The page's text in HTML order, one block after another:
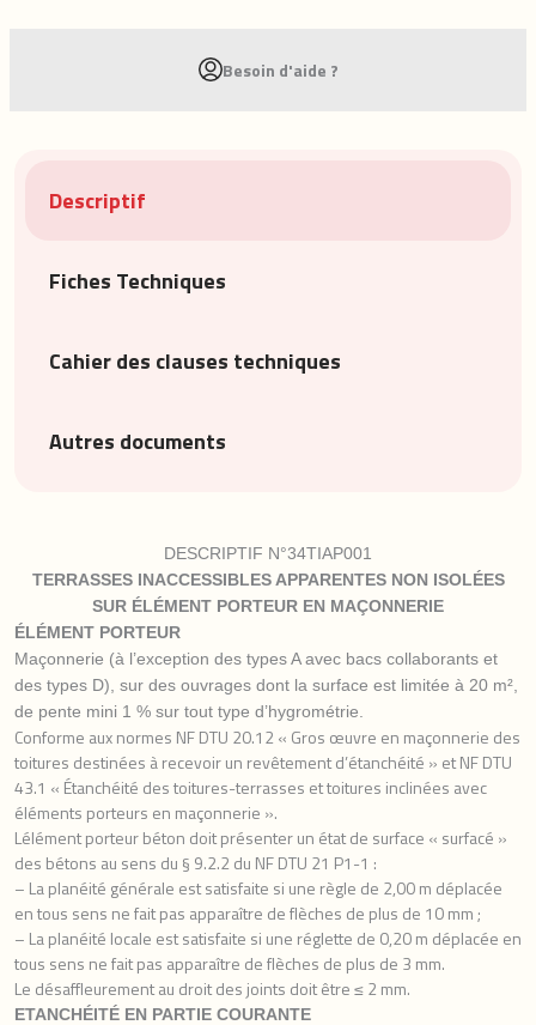
Besoin d'aide ?
Descriptif
Fiches Techniques
Cahier des clauses techniques
Autres documents
DESCRIPTIF N°34TIAP001
TERRASSES INACCESSIBLES APPARENTES NON ISOLÉES
SUR ÉLÉMENT PORTEUR EN MAÇONNERIE
ÉLÉMENTPORTEUR
Maçonnerie (à l’exception des types A avec bacs collaborants et
des types D), sur des ouvrages dont la surface est limitée à 20 m²,
de pente mini 1 % sur tout type d’hygrométrie.
Conforme aux normes NF DTU 20.12 « Gros œuvre en maçonnerie des
toitures destinées à recevoir un revêtement d’étanchéité » et NF DTU
43.1 « Étanchéité des toitures-terrasses et toitures inclinées avec
éléments porteurs en maçonnerie ».
Lélément porteur béton doit présenter un état de surface « surfacé »
des bétons au sens du § 9.2.2 du NF DTU 21 P1-1 :
– La planéité générale est satisfaite si une règle de 2,00 m déplacée
en tous sens ne fait pas apparaître de flèches de plus de 10 mm ;
– La planéité locale est satisfaite si une réglette de 0,20 m déplacée en
tous sens ne fait pas apparaître de flèches de plus de 3 mm.
Le désaffleurement au droit des joints doit être ≤ 2 mm.
ETANCHÉITÉEN PARTIE COURANTE